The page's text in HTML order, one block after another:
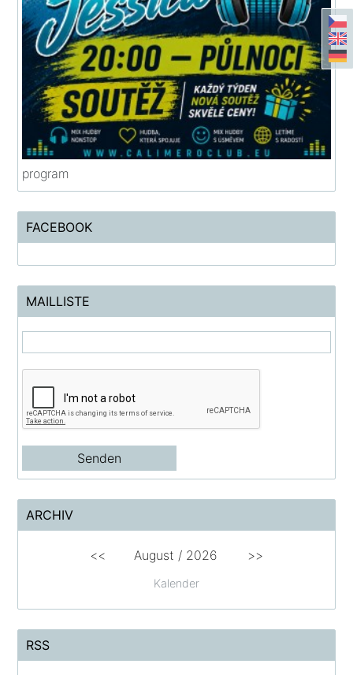
program
FACEBOOK
MAILLISTE
ARCHIV
Kalender
<< August / 2026 >>
RSS